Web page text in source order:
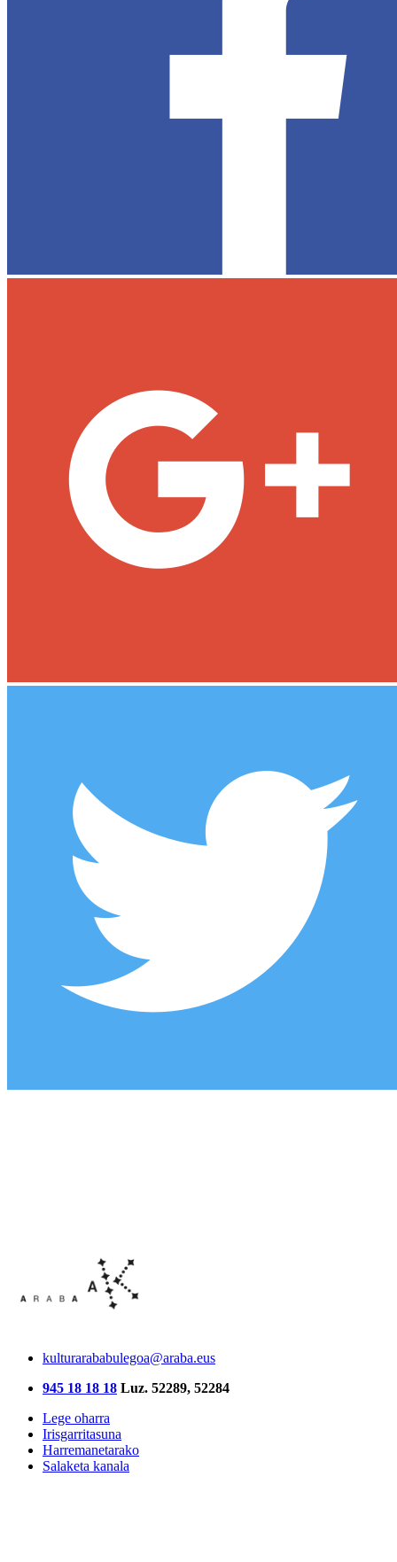
kulturarababulegoa@araba.eus
945 18 18 18 Luz. 52289, 52284
Lege oharra
Irisgarritasuna
Harremanetarako
Salaketa kanala